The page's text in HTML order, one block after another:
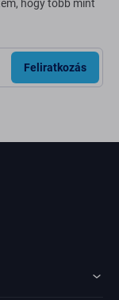
hogy több mint
Feliratkozás